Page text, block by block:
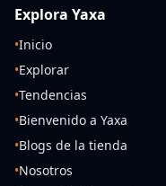
Explora Yaxa
•Inicio
•Explorar
•Tendencias
•Bienvenido a Yaxa
•Blogs de la tienda
•Nosotros